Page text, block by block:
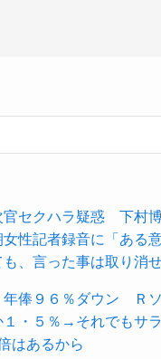
官セクハラ疑惑 下村
女性記者録音に「ある
、言った事は取り消せ
年俸９６％ダウン Ｒ
１・５％→それでもサ
はあるから